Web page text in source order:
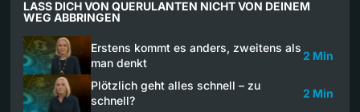
LASS DICH VON QUERULANTEN NICHT VON DEINEM
WEG ABBRINGEN
Erstens kommt es anders, zweitens als
man denkt
2 Min
Plötzlich geht alles schnell – zu
schnell?
2 Min